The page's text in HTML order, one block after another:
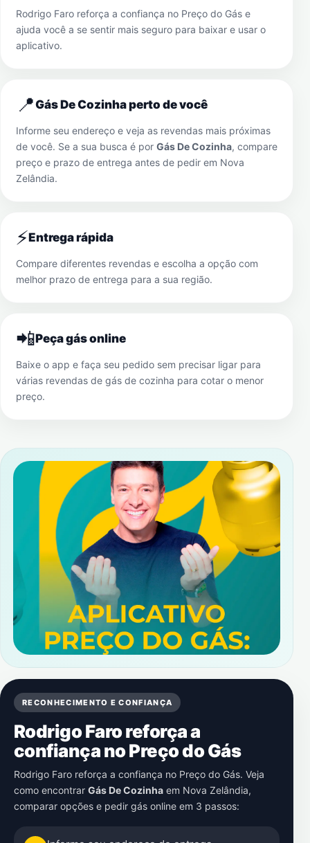
Rodrigo Faro reforça a confiança no Preço do Gás e
ajuda você a se sentir mais seguro para baixar e usar o
aplicativo.
📍Gás De Cozinha perto de você
Informe seu endereço e veja as revendas mais próximas
de você. Se a sua busca é por Gás De Cozinha, compare
preço e prazo de entrega antes de pedir em Nova
Zelândia.
⚡Entrega rápida
Compare diferentes revendas e escolha a opção com
melhor prazo de entrega para a sua região.
📲Peça gás online
Baixe o app e faça seu pedido sem precisar ligar para
várias revendas de gás de cozinha para cotar o menor
preço.
RECONHECIMENTO E CONFIANÇA
Rodrigo Faro reforça a
confiança no Preço do Gás
Rodrigo Faro reforça a confiança no Preço do Gás. Veja
como encontrar Gás De Cozinha em Nova Zelândia,
comparar opções e pedir gás online em 3 passos: